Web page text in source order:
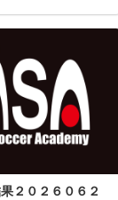
のログインユーザ
メールアドレスパ
グイン状態を保存
２０２６０６２